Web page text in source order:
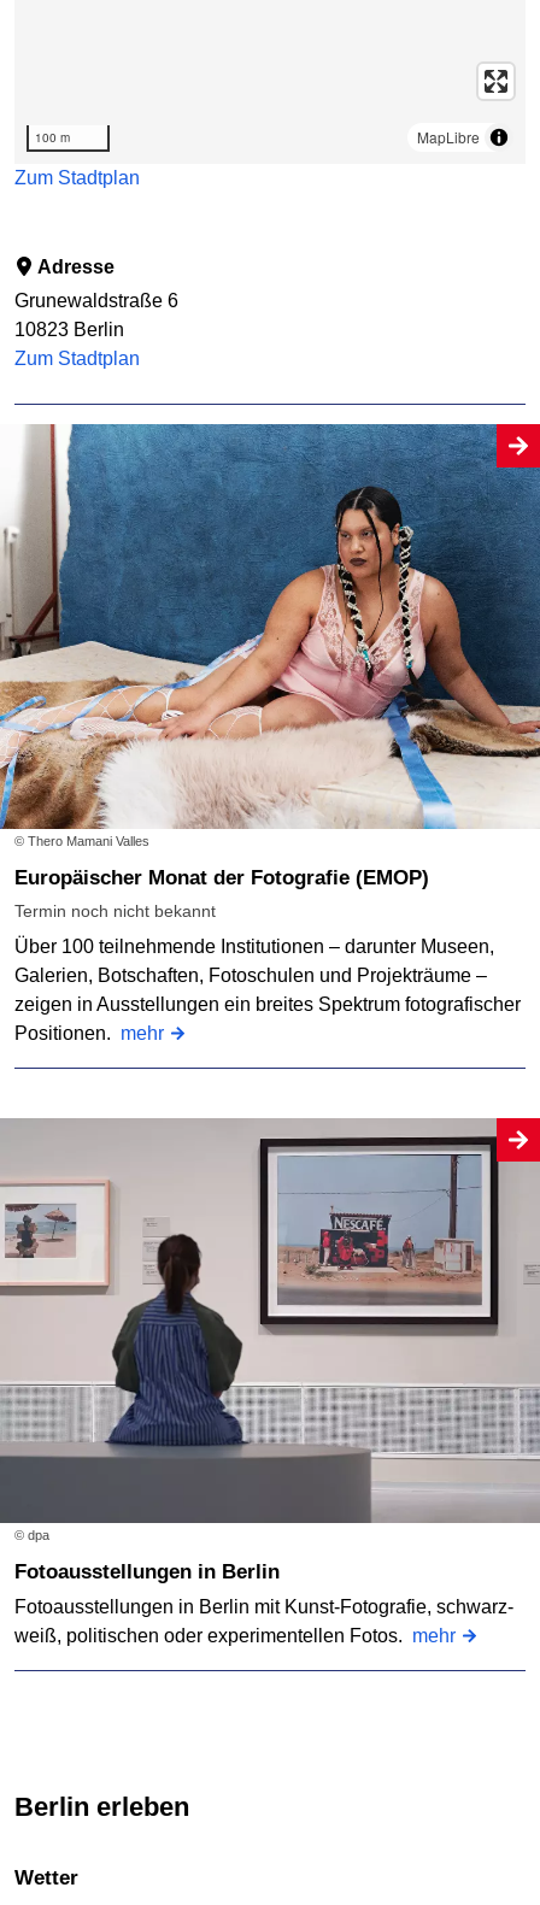
100 m
MapLibre
Zum Stadtplan
Adresse
Grunewaldstraße 6
10823 Berlin
Zum Stadtplan
© Thero Mamani Valles
Europäischer Monat der Fotografie (EMOP)
Termin noch nicht bekannt
Über 100 teilnehmende Institutionen – darunter Museen,
Galerien, Botschaften, Fotoschulen und Projekträume –
zeigen in Ausstellungen ein breites Spektrum fotografischer
Positionen. mehr
© dpa
Fotoausstellungen in Berlin
Fotoausstellungen in Berlin mit Kunst-Fotografie, schwarz-
weiß, politischen oder experimentellen Fotos. mehr
Berlin erleben
Wetter